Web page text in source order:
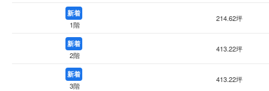
新着
1階
214.62坪
新着
2階
413.22坪
新着
3階
413.22坪